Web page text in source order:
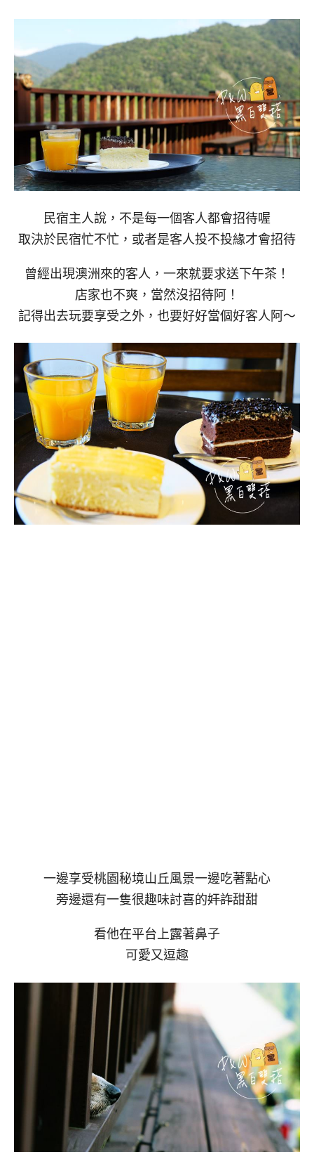
民宿主人說，不是每一個客人都會招待喔
取決於民宿忙不忙，或者是客人投不投緣才會招待
曾經出現澳洲來的客人，一來就要求送下午茶！
店家也不爽，當然沒招待阿！
記得出去玩要享受之外，也要好好當個好客人阿～
一邊享受桃園秘境山丘風景一邊吃著點心
旁邊還有一隻很趣味討喜的奸詐甜甜
看他在平台上露著鼻子
可愛又逗趣